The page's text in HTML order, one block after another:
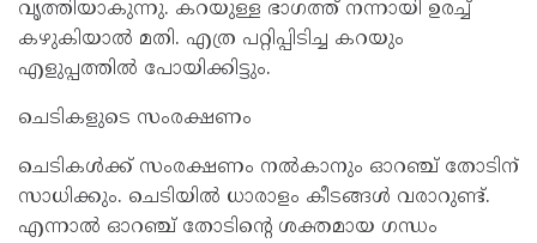
വൃത്തിയാകുന്നു. കറയുള്ള ഭാഗത്ത് നന്നായി ഉരച്ച്
കഴുകിയാൽ മതി. എത്ര പറ്റിപ്പിടിച്ച കറയും
എളുപ്പത്തിൽ പോയിക്കിട്ടും.
ചെടികളുടെ സംരക്ഷണം
ചെടികൾക്ക് സംരക്ഷണം നൽകാനും ഓറഞ്ച് തോടിന്
സാധിക്കും. ചെടിയിൽ ധാരാളം കീടങ്ങൾ വരാറുണ്ട്.
എന്നാൽ ഓറഞ്ച് തോടിന്റെ ശക്തമായ ഗന്ധം